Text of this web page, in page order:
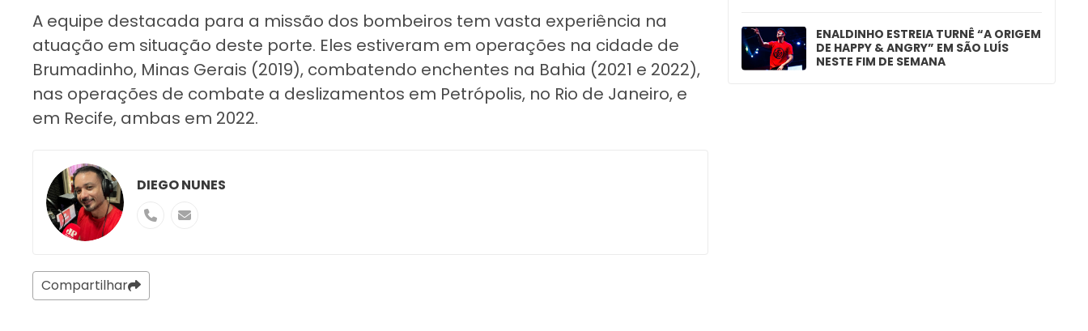
A equipe destacada para a missão dos bombeiros tem vasta experiência na
atuação em situação deste porte. Eles estiveram em operações na cidade de
Brumadinho, Minas Gerais (2019), combatendo enchentes na Bahia (2021 e 2022),
nas operações de combate a deslizamentos em Petrópolis, no Rio de Janeiro, e
em Recife, ambas em 2022.
DIEGO NUNES
Compartilhar
ENALDINHO ESTREIA TURNÊ “A ORIGEM
DE HAPPY & ANGRY” EM SÃO LUÍS
NESTE FIM DE SEMANA